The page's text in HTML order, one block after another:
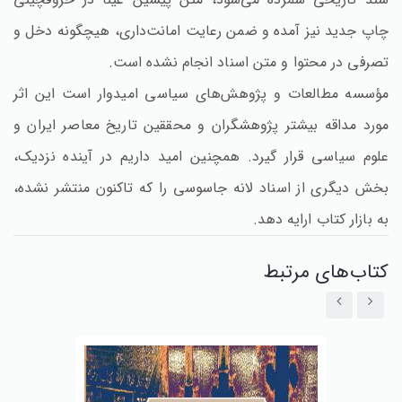
چاپ جدید نیز آمده و ضمن رعایت امانت‌داری‌، هیچگونه دخل و
تصرفی در محتوا و متن اسناد انجام نشده است‌.
مؤسسه مطالعات و پژوهش‌های سیاسی امیدوار است این اثر
مورد مداقه بیشتر پژوهشگران و محققین تاریخ معاصر ایران و
علوم سیاسی قرار گیرد. همچنین امید داریم در آینده نزدیک‌،
بخش دیگری از اسناد لانه جاسوسی را که تاکنون منتشر نشده‌،
به بازار کتاب ارایه دهد.
کتاب‌های مرتبط